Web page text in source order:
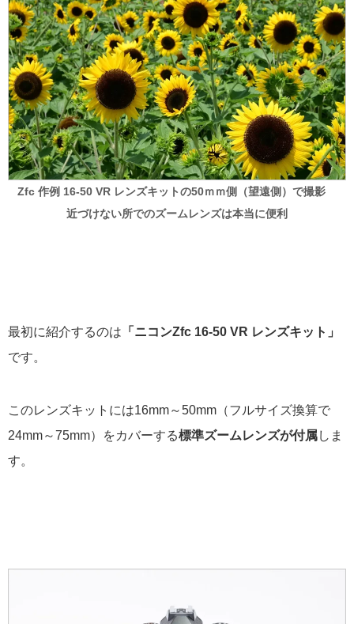
Zfc 作例 16-50 VR レンズキットの50ｍｍ側（望遠側）で撮影
近づけない所でのズームレンズは本当に便利
最初に紹介するのは 「ニコンZfc 16-50 VR レンズキット」
です。
このレンズキットには16mm～50mm（フルサイズ換算で
24mm～75mm）をカバーする標準ズームレンズが付属しま
す。